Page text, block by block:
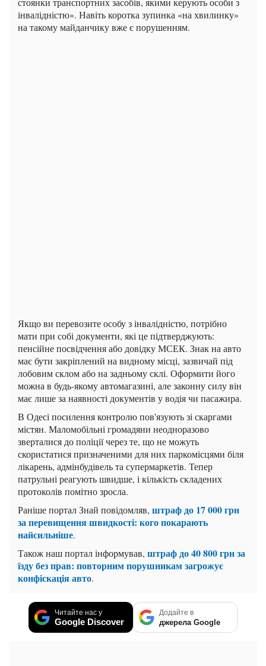
інвалідністю». Навіть коротка зупинка «на хвилинку»
на такому майданчику вже є порушенням.
Якщо ви перевозите особу з інвалідністю, потрібно
мати при собі документи, які це підтверджують:
пенсійне посвідчення або довідку МСЕК. Знак на авто
має бути закріплений на видному місці, зазвичай під
лобовим склом або на задньому склі. Оформити його
можна в будь-якому автомагазині, але законну силу він
має лише за наявності документів у водія чи пасажира.
В Одесі посилення контролю пов'язують зі скаргами
містян. Маломобільні громадяни неодноразово
зверталися до поліції через те, що не можуть
скористатися призначеними для них паркомісцями біля
лікарень, адмінбудівель та супермаркетів. Тепер
патрульні реагують швидше, і кількість складених
протоколів помітно зросла.
Раніше портал Знай повідомляв, штраф до 17 000 грн
за перевищення швидкості: кого покарають
найсильніше.
Також наш портал інформував, штраф до 40 800 грн за
їзду без прав: повторним порушникам загрожує
конфіскація авто.
Читайте нас у
Google Discover
Додайте в
джерела Google